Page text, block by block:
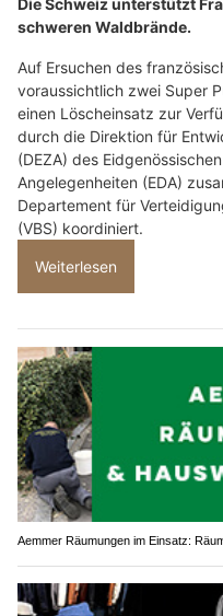
Die Schweiz unterstützt
schweren Waldbrände.
Auf Ersuchen des
voraussichtlich zwei Super
einen Löscheinsatz zur
durch die Direktion für
(DEZA) des
Angelegenheiten (EDA)
Departement für
(VBS) koordiniert.
Weiterlesen
Aemmer Räumungen im Einsatz: